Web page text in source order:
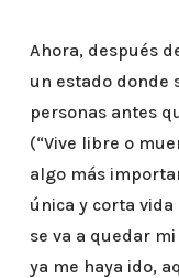
Ahora, después
un estado donde
personas antes
(“Vive libre o
algo más
única y corta
se va a quedar
ya me haya ido,